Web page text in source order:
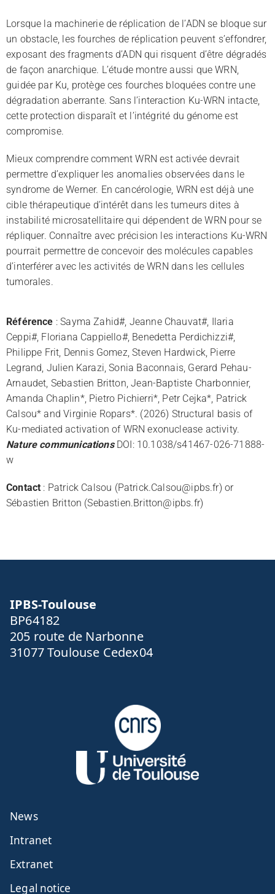
Lorsque la machinerie de réplication de l’ADN se bloque sur
un obstacle, les fourches de réplication peuvent s’effondrer,
exposant des fragments d’ADN qui risquent d’être dégradés
de façon anarchique. L’étude montre aussi que WRN,
guidée par Ku, protège ces fourches bloquées contre une
dégradation aberrante. Sans l’interaction Ku-WRN intacte,
cette protection disparaît et l’intégrité du génome est
compromise.
Mieux comprendre comment WRN est activée devrait
permettre d’expliquer les anomalies observées dans le
syndrome de Werner. En cancérologie, WRN est déjà une
cible thérapeutique d’intérêt dans les tumeurs dites à
instabilité microsatellitaire qui dépendent de WRN pour se
répliquer. Connaître avec précision les interactions Ku-WRN
pourrait permettre de concevoir des molécules capables
d’interférer avec les activités de WRN dans les cellules
tumorales.
Référence : Sayma Zahid#, Jeanne Chauvat#, Ilaria
Ceppi#, Floriana Cappiello#, Benedetta Perdichizzi#,
Philippe Frit, Dennis Gomez, Steven Hardwick, Pierre
Legrand, Julien Karazi, Sonia Baconnais, Gerard Pehau-
Arnaudet, Sebastien Britton, Jean-Baptiste Charbonnier,
Amanda Chaplin*, Pietro Pichierri*, Petr Cejka*, Patrick
Calsou* and Virginie Ropars*. (2026) Structural basis of
Ku-mediated activation of WRN exonuclease activity.
Nature communicationsDOI: 10.1038/s41467-026-71888-
w
Contact : Patrick Calsou (Patrick.Calsou@ipbs.fr) or
Sébastien Britton (Sebastien.Britton@ipbs.fr)
IPBS-Toulouse
BP64182
205 route de Narbonne
31077 Toulouse Cedex04
News
Intranet
Extranet
Legal notice